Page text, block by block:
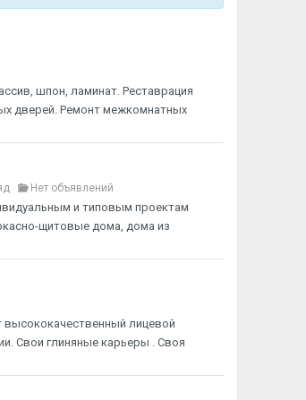
шпон, ламинат. Реставрация
дверей. Ремонт межкомнатных
Нет объявлений
и типовым проектам
щитовые дома, дома из
высококачественный лицевой
Свои глиняные карьеры . Своя